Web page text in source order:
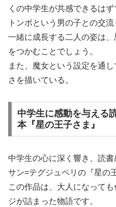
くの中学生が共感できるはず
トンボという男の子との交流
一緒に成長する二人の姿は
をつかむことでしょう。
また、魔女という設定を通
さを描いている。
中学生に感動を与える
本『星の王子さま』
中学生の心に深く響き、読書
サン=テグジュペリの『星の
この作品は、大人になって
ジが詰まった物語です。